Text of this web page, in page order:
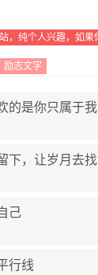
，纯个人兴趣，如果
励志文字
的是你只属于我
下，让岁月去
己
行线